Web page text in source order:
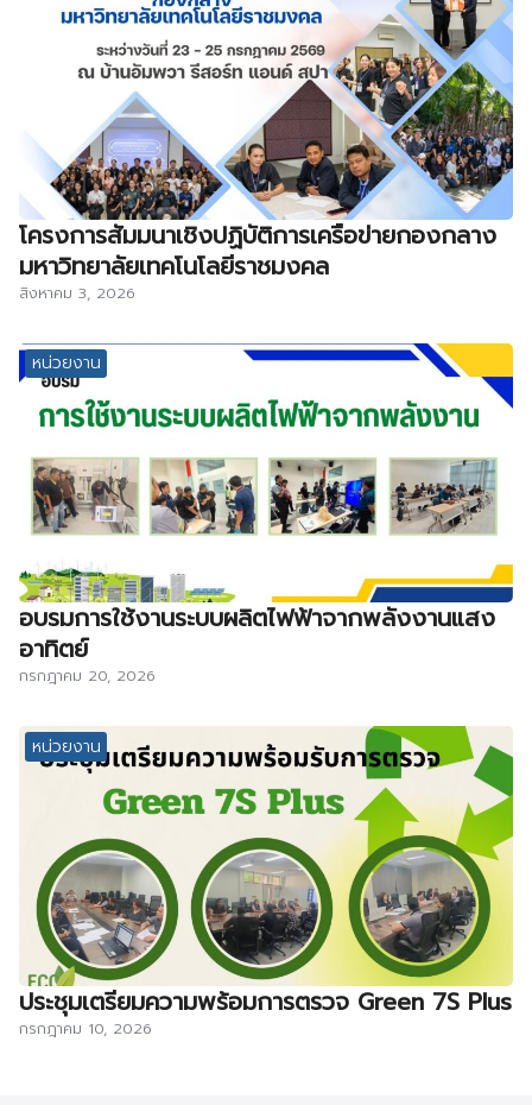
โครงการสัมมนาเชิงปฏิบัติการเครือข่ายกองกลาง
มหาวิทยาลัยเทคโนโลยีราชมงคล
สิงหาคม 3, 2026
หน่วยงาน
อบรมการใช้งานระบบผลิตไฟฟ้าจากพลังงานแสง
อาทิตย์
กรกฎาคม 20, 2026
หน่วยงาน
ประชุมเตรียมความพร้อมการตรวจ Green 7S Plus
กรกฎาคม 10, 2026